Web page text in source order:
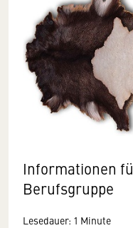
Informationen
Berufsgruppe
Lesedauer: 1 Minute